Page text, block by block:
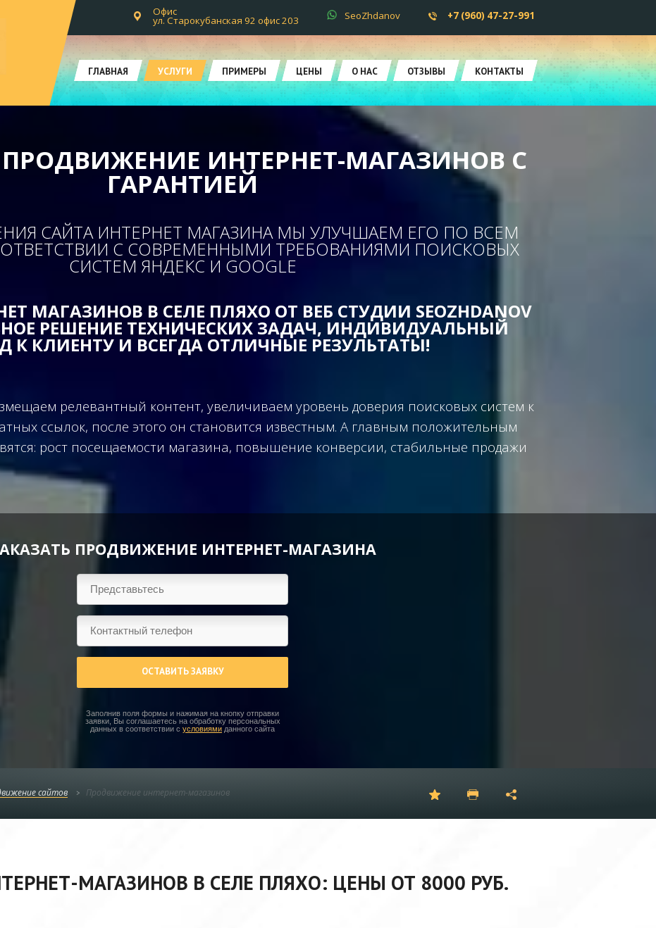
Офис
ул. Старокубанская 92 офис 203 SeoZhdanov +7 (960) 47-27-991
ГЛАВНАЯ УСЛУГИ ПРИМЕРЫ ЦЕНЫ О НАС ОТЗЫВЫ КОНТАКТЫ
ИНТЕРНЕТ-МАГАЗИНОВ С
ГАРАНТИЕЙ
САЙТА ИНТЕРНЕТ МАГАЗИНА МЫ УЛУЧШАЕМ ЕГО ПО ВСЕМ
С СОВРЕМЕННЫМИ ТРЕБОВАНИЯМИ ПОИСКОВЫХ
СИСТЕМ ЯНДЕКС И GOOGLE
МАГАЗИНОВ В СЕЛЕ ПЛЯХО ОТ ВЕБ СТУДИИ SEOZHDANOV
РЕШЕНИЕ ТЕХНИЧЕСКИХ ЗАДАЧ, ИНДИВИДУАЛЬНЫЙ
К КЛИЕНТУ И ВСЕГДА ОТЛИЧНЫЕ РЕЗУЛЬТАТЫ!
релевантный контент, увеличиваем уровень доверия поисковых систем к
ссылок, после этого он становится известным. А главным положительным
рост посещаемости магазина, повышение конверсии, стабильные продажи
ПРОДВИЖЕНИЕ ИНТЕРНЕТ-МАГАЗИНА
ОСТАВИТЬ ЗАЯВКУ
Заполнив поля формы и нажимая на кнопку отправки
заявки, Вы соглашаетесь на обработку персональных
данных в соответствии с условиями данного сайта
сайтов Продвижение интернет-магазинов
МАГАЗИНОВ В СЕЛЕ ПЛЯХО: ЦЕНЫ ОТ 8000 РУБ.